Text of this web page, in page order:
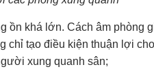
ồn khá lớn. Cách âm phòng
chỉ tạo điều kiện thuận lợi
xung quanh sân;